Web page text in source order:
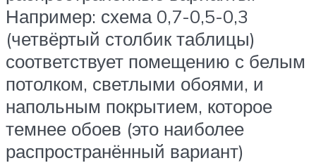
Например: схема 0,7-0,5-0,3
(четвёртый столбик таблицы)
соответствует помещению с белым
потолком, светлыми обоями, и
напольным покрытием, которое
темнее обоев (это наиболее
распространённый вариант)